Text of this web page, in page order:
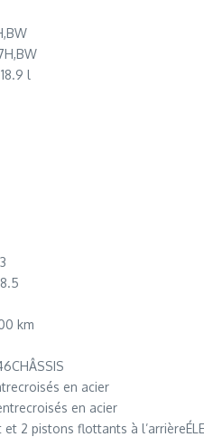
l
km
en acier
en acier
et 2 pistons flottants à